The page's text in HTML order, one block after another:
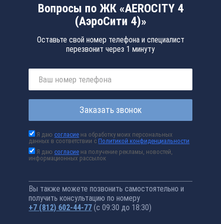
Вопросы по ЖК «AEROCITY 4
(АэроСити 4)»
Оставьте свой номер телефона и специалист
перезвонит через 1 минуту
Заказать звонок
Я даюсогласие на обработку моих персональных
данных в соответствии сПолитикой конфиденциальности
Я даюсогласие на получение рекламы, новостей,
информационных рассылок
Вы также можете позвонить самостоятельно и
получить консультацию по номеру
+7 (812) 602-44-77 (с 09:30 до 18:30)